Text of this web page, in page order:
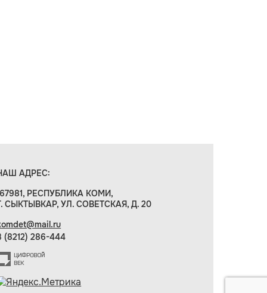
АДРЕС:
РЕСПУБЛИКА КОМИ,
СЫКТЫВКАР, УЛ. СОВЕТСКАЯ, Д. 20
(8212) 286-444